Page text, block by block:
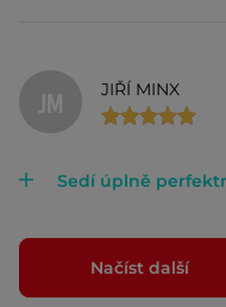
JM JIŘÍ MINX
Sedí úplně
Načíst další